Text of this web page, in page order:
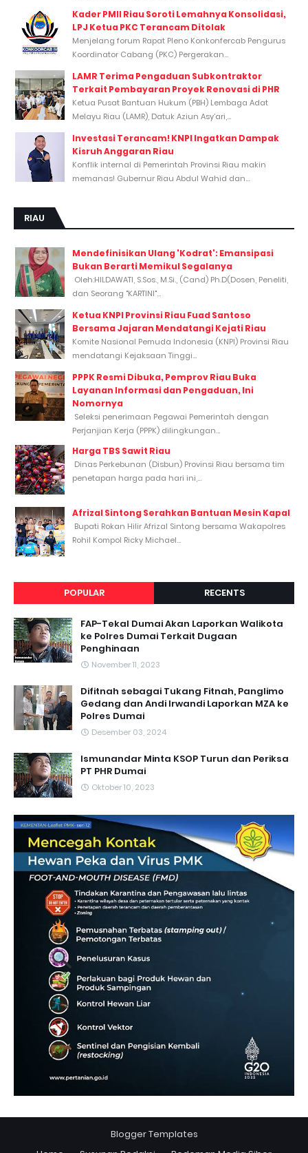
Kader PMII Riau Soroti Lemahnya Konsolidasi,
LPJ Ketua PKC Terancam Ditolak
Menjelang forum Rapat Pleno Konkonfercab Pengurus
Koordinator Cabang (PKC) Pergerakan...
LAMR Terima Pengaduan Subkontraktor
Terkait Pembayaran Proyek Renovasi di PHR
Ketua Pusat Bantuan Hukum (PBH) Lembaga Adat
Melayu Riau (LAMR), Datuk Aziun Asy’ari,...
Investasi Terancam! KNPI Ingatkan Dampak
Kisruh Anggaran Riau
Konflik internal di Pemerintah Provinsi Riau makin
memanas! Gubernur Riau Abdul Wahid dan...
RIAU
Mendefinisikan Ulang 'Kodrat': Emansipasi
Bukan Berarti Memikul Segalanya
Oleh:HILDAWATI, S.Sos., M.Si., (Cand) Ph.D(Dosen, Peneliti,
dan Seorang "KARTINI"...
Ketua KNPI Provinsi Riau Fuad Santoso
Bersama Jajaran Mendatangi Kejati Riau
Komite Nasional Pemuda Indonesia (KNPI) Provinsi Riau
mendatangi Kejaksaan Tinggi...
PPPK Resmi Dibuka, Pemprov Riau Buka
Layanan Informasi dan Pengaduan, Ini
Nomornya
Seleksi penerimaan Pegawai Pemerintah dengan
Perjanjian Kerja (PPPK) dilingkungan...
Harga TBS Sawit Riau
Dinas Perkebunan (Disbun) Provinsi Riau bersama tim
penetapan harga pada hari ini,...
Afrizal Sintong Serahkan Bantuan Mesin Kapal
Bupati Rokan Hilir Afrizal Sintong bersama Wakapolres
Rohil Kompol Ricky Michael...
POPULAR RECENTS
FAP-Tekal Dumai Akan Laporkan Walikota
ke Polres Dumai Terkait Dugaan
Penghinaan
November 11, 2023
Difitnah sebagai Tukang Fitnah, Panglimo
Gedang dan Andi Irwandi Laporkan MZA ke
Polres Dumai
Desember 03, 2024
Ismunandar Minta KSOP Turun dan Periksa
PT PHR Dumai
Oktober 10, 2023
Blogger Templates